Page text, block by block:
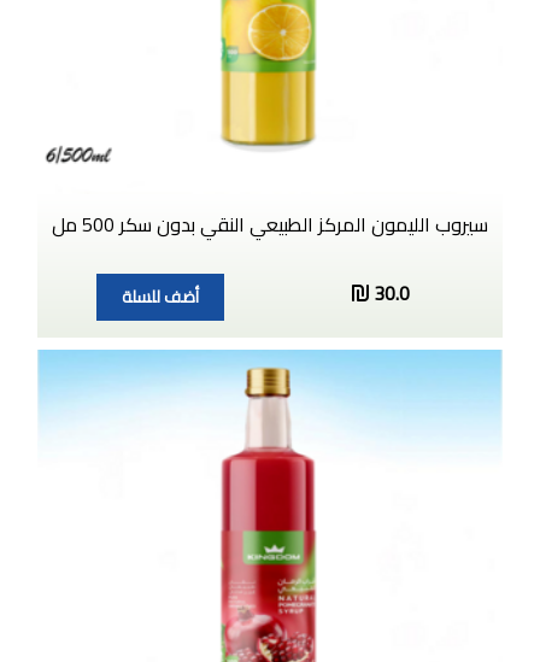
سيروب الليمون المركز الطبيعي النقي بدون سكر 500 مل
30.0
أضف للسلة